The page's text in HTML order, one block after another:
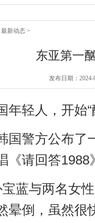
最新动态 >
东亚第一
发布日期：
年轻人，开始
国警方公布了
《请回答
蓝与两名女
晕倒，虽然很